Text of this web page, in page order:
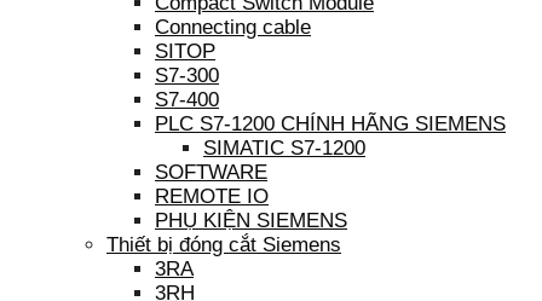
Connecting cable
SITOP
S7-300
S7-400
PLC S7-1200 CHÍNH HÃNG SIEMENS
SIMATIC S7-1200
SOFTWARE
REMOTE IO
PHỤ KIỆN SIEMENS
Thiết bị đóng cắt Siemens
3RA
3RH